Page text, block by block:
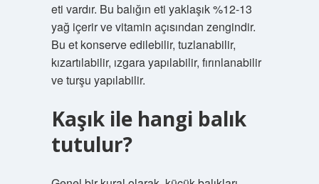
eti vardır. Bu balığın eti yaklaşık %12-13
yağ içerir ve vitamin açısından zengindir.
Bu et konserve edilebilir, tuzlanabilir,
kızartılabilir, ızgara yapılabilir, fırınlanabilir
ve turşu yapılabilir.
Kaşık ile hangi balık
tutulur?